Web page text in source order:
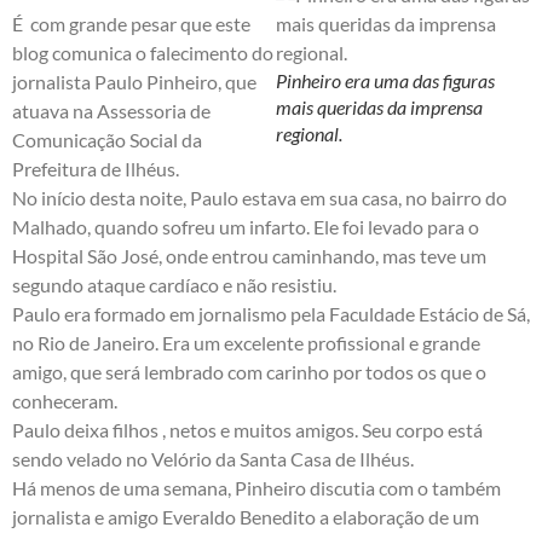
Pinheiro era uma das figuras
mais queridas da imprensa
regional.
É com grande pesar que este
blog comunica o falecimento do
jornalista Paulo Pinheiro, que
atuava na Assessoria de
Comunicação Social da
Prefeitura de Ilhéus.
No início desta noite, Paulo estava em sua casa, no bairro do
Malhado, quando sofreu um infarto. Ele foi levado para o
Hospital São José, onde entrou caminhando, mas teve um
segundo ataque cardíaco e não resistiu.
Paulo era formado em jornalismo pela Faculdade Estácio de Sá,
no Rio de Janeiro. Era um excelente profissional e grande
amigo, que será lembrado com carinho por todos os que o
conheceram.
Paulo deixa filhos , netos e muitos amigos. Seu corpo está
sendo velado no Velório da Santa Casa de Ilhéus.
Há menos de uma semana, Pinheiro discutia com o também
jornalista e amigo Everaldo Benedito a elaboração de um